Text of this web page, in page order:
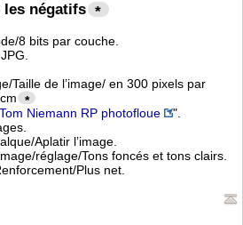
les négatifs *
8 bits par couche.
Taille de l’image/ en 300 pixels par
*
Niemann RP photofloue
".
Aplatir l’image.
réglage/Tons foncés et tons clairs.
Plus net.